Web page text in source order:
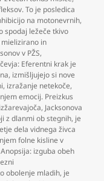
To je posledica
na motonevrnih,
spodaj ležeče tkivo
mielizirano in
v PŽS,
Eferentni krak je
, izmišljujejo si nove
, izražanje netekoče,
emocij. Preizkus
izžarevajoča, Jacksonova
z dlanmi ob stegnih, je
dela vidnega živca
folne kisline v
izguba obeh
obolenje mladih, je